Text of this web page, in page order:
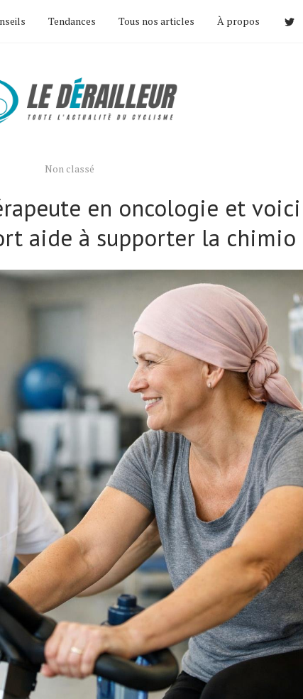
Tendances Tous nos articles À propos
Non classé
en oncologie et voici
aide à supporter la chimio